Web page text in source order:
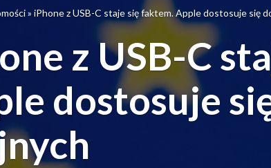
» iPhone z USB-C staje się faktem. Apple dostosuje się
z USB-C
dostosuje